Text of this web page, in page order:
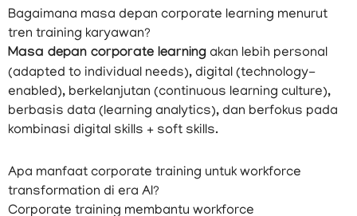
Bagaimana masa depan corporate learning menurut
tren training karyawan?
Masa depan corporate learning akan lebih personal
(adapted to individual needs), digital (technology-
enabled), berkelanjutan (continuous learning culture),
berbasis data (learning analytics), dan berfokus pada
kombinasi digital skills + soft skills.
Apa manfaat corporate training untuk workforce
transformation di era AI?
Corporate training membantu workforce